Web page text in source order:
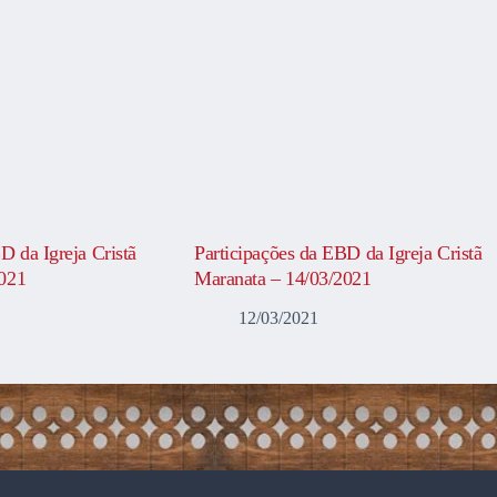
da Igreja Cristã
Participações da EBD da Igreja Cristã
Maranata – 14/03/2021
12/03/2021